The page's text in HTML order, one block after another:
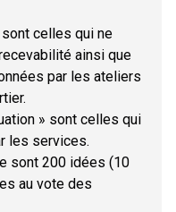
celles qui ne
ainsi que
par les ateliers
» sont celles qui
les services.
sont 200 idées (10
au vote des